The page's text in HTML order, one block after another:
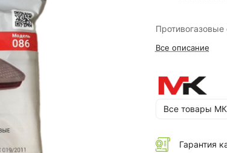
Все описание
Все товары МК
Гарантия